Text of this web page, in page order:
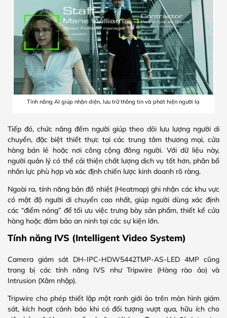
Tính năng AI giúp nhận diện, lưu trữ thông tin và phát hiện người lạ
Tiếp đó, chức năng đếm người giúp theo dõi lưu lượng người di
chuyển, đặc biệt thiết thực tại các trung tâm thương mại, cửa
hàng bán lẻ hoặc nơi công cộng đông người. Với dữ liệu này,
người quản lý có thể cải thiện chất lượng dịch vụ tốt hơn, phân bổ
nhân lực phù hợp và xác định chiến lược kinh doanh rõ ràng.
Ngoài ra, tính năng bản đồ nhiệt (Heatmap) ghi nhận các khu vực
có mật độ người di chuyển cao nhất, giúp người dùng xác định
các “điểm nóng” để tối ưu việc trưng bày sản phẩm, thiết kế cửa
hàng hoặc đảm bảo an ninh tại các sự kiện lớn.
Tính năng IVS (Intelligent Video System)
Camera giám sát DH-IPC-HDW5442TMP-AS-LED 4MP cũng
trang bị các tính năng IVS như Tripwire (Hàng rào ảo) và
Intrusion (Xâm nhập).
Tripwire cho phép thiết lập một ranh giới ảo trên màn hình giám
sát, kích hoạt cảnh báo khi có đối tượng vượt qua, hữu ích cho